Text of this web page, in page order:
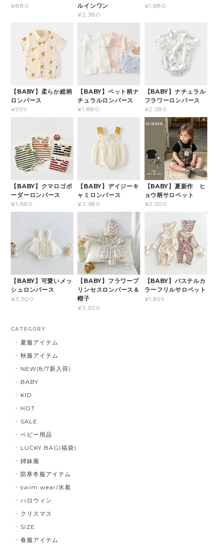
¥880
ルインワン
¥2,380
¥1,880
【BABY】柔らか総柄
ロンパース
¥999
【BABY】ペット柄ナ
チュラルロンパース
¥1,880
【BABY】ナチュラル
フラワーロンパース
¥2,280
【BABY】クマロゴボ
ーダーロンパース
¥1,880
【BABY】デイジーキ
ャミロンパース
¥2,680
【BABY】夏新作 ヒ
ョウ柄サロペット
¥2,500
【BABY】可愛いメッ
シュロンパース
¥3,500
【BABY】フラワープ
リンセスロンパース＆
帽子
¥3,500
【BABY】パステルカ
ラーフリルサロペット
¥1,899
CATEGORY
夏服アイテム
秋服アイテム
NEW(8/7新入荷)
BABY
KID
HOT
SALE
ベビー用品
LUCKY BAG(福袋)
姉妹服
防寒冬服アイテム
swim wear/水着
ハロウィン
クリスマス
SIZE
春服アイテム